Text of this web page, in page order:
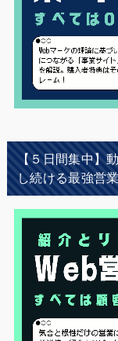
【５日間集中】
し続ける最強営